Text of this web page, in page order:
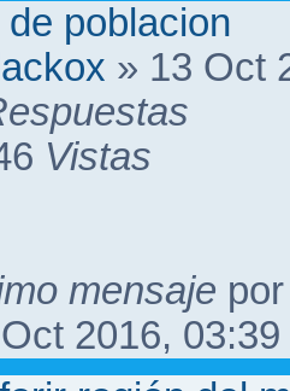
de poblacion
» 13 Oct
Vistas
mensaje
2016, 03:39